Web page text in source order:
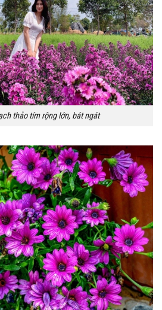
thảo tím rộng lớn, bát ngát